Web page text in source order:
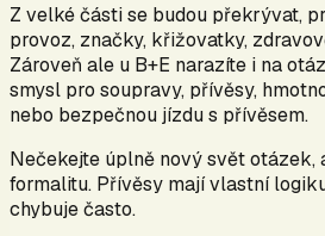
Z velké části se budou překrývat,
provoz, značky, křižovatky,
Zároveň ale u B+E narazíte i na
smysl pro soupravy, přívěsy,
nebo bezpečnou jízdu s přívěsem.
Nečekejte úplně nový svět otázek,
formalitu. Přívěsy mají vlastní
chybuje často.